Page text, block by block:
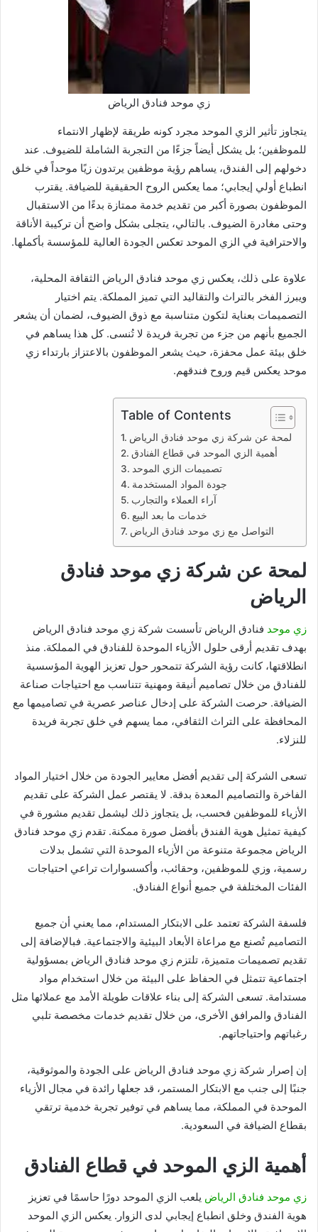
زي موحد فنادق الرياض
يتجاوز تأثير الزي الموحد مجرد كونه طريقة لإظهار الانتماء
للموظفين؛ بل يشكل أيضاً جزءًا من التجربة الشاملة للضيوف. عند
دخولهم إلى الفندق، يساهم رؤية موظفين يرتدون زيًا موحداً في خلق
انطباع أولي إيجابي؛ مما يعكس الروح الحقيقية للضيافة. يقترب
الموظفون بصورة أكبر من تقديم خدمة ممتازة بدءًا من الاستقبال
وحتى مغادرة الضيوف. بالتالي، يتجلى بشكل واضح أن تركيبة الأناقة
والاحترافية في الزي الموحد تعكس الجودة العالية للمؤسسة بأكملها.
علاوة على ذلك، يعكس زي موحد فنادق الرياض الثقافة المحلية،
ويبرز الفخر بالتراث والتقاليد التي تميز المملكة. يتم اختيار
التصميمات بعناية لتكون متناسبة مع ذوق الضيوف، لضمان أن يشعر
الجميع بأنهم من جزء من تجربة فريدة لا تُنسى. كل هذا يساهم في
خلق بيئة عمل محفزة، حيث يشعر الموظفون بالاعتزاز بارتداء زي
موحد يعكس قيم وروح فندقهم.
Table of Contents
لمحة عن شركة زي موحد فنادق الرياض
أهمية الزي الموحد في قطاع الفنادق
تصميمات الزي الموحد
جودة المواد المستخدمة
آراء العملاء والتجارب
خدمات ما بعد البيع
التواصل مع زي موحد فنادق الرياض
لمحة عن شركة زي موحد فنادق
الرياض
زي موحد فنادق الرياض تأسست شركة زي موحد فنادق الرياض
بهدف تقديم أرقى حلول الأزياء الموحدة للفنادق في المملكة. منذ
انطلاقتها، كانت رؤية الشركة تتمحور حول تعزيز الهوية المؤسسية
للفنادق من خلال تصاميم أنيقة ومهنية تتناسب مع احتياجات صناعة
الضيافة. حرصت الشركة على إدخال عناصر عصرية في تصاميمها مع
المحافظة على التراث الثقافي، مما يسهم في خلق تجربة فريدة
للنزلاء.
تسعى الشركة إلى تقديم أفضل معايير الجودة من خلال اختيار المواد
الفاخرة والتصاميم المعدة بدقة. لا يقتصر عمل الشركة على تقديم
الأزياء للموظفين فحسب، بل يتجاوز ذلك ليشمل تقديم مشورة في
كيفية تمثيل هوية الفندق بأفضل صورة ممكنة. تقدم زي موحد فنادق
الرياض مجموعة متنوعة من الأزياء الموحدة التي تشمل بدلات
رسمية، وزي للموظفين، وحقائب، وأكسسوارات تراعي احتياجات
الفئات المختلفة في جميع أنواع الفنادق.
فلسفة الشركة تعتمد على الابتكار المستدام، مما يعني أن جميع
التصاميم تُصنع مع مراعاة الأبعاد البيئية والاجتماعية. فبالإضافة إلى
تقديم تصميمات متميزة، تلتزم زي موحد فنادق الرياض بمسؤولية
اجتماعية تتمثل في الحفاظ على البيئة من خلال استخدام مواد
مستدامة. تسعى الشركة إلى بناء علاقات طويلة الأمد مع عملائها مثل
الفنادق والمرافق الأخرى، من خلال تقديم خدمات مخصصة تلبي
رغباتهم واحتياجاتهم.
إن إصرار شركة زي موحد فنادق الرياض على الجودة والموثوقية،
جنبًا إلى جنب مع الابتكار المستمر، قد جعلها رائدة في مجال الأزياء
الموحدة في المملكة، مما يساهم في توفير تجربة خدمية ترتقي
بقطاع الضيافة في السعودية.
أهمية الزي الموحد في قطاع الفنادق
زي موحد فنادق الرياض يلعب الزي الموحد دورًا حاسمًا في تعزيز
هوية الفندق وخلق انطباع إيجابي لدى الزوار. يعكس الزي الموحد